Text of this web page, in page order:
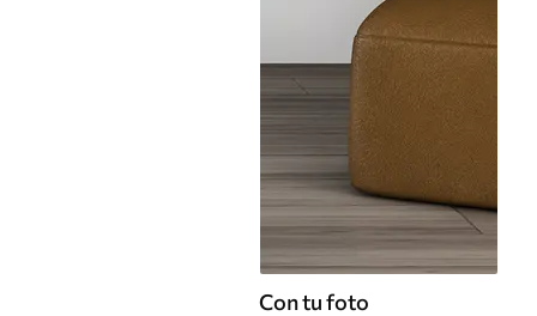
Con tu foto